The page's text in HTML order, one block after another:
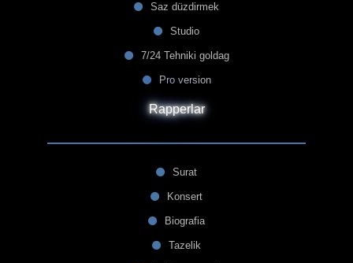
Saz düzdirmek
Studio
7/24 Tehniki goldag
Pro version
Rapperlar
Surat
Konsert
Biografia
Tazelik